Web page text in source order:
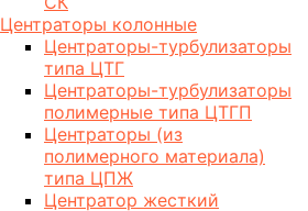
Центраторы колонные
Центраторы-турбулизаторы
типа ЦТГ
Центраторы-турбулизаторы
полимерные типа ЦТГП
Центраторы (из
полимерного материала)
типа ЦПЖ
Центратор жесткий